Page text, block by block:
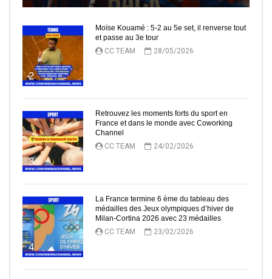
2
Moïse Kouamé : 5-2 au 5e set, il renverse tout
et passe au 3e tour
CC TEAM
28/05/2026
3
Retrouvez les moments forts du sport en
France et dans le monde avec Coworking
Channel
CC TEAM
24/02/2026
4
La France termine 6 ème du tableau des
médailles des Jeux olympiques d’hiver de
Milan-Cortina 2026 avec 23 médailles
CC TEAM
23/02/2026